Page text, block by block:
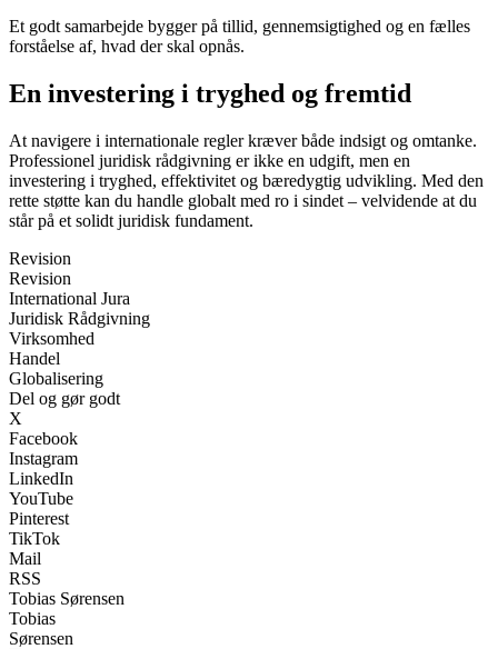
Et godt samarbejde bygger på tillid, gennemsigtighed og en fælles
forståelse af, hvad der skal opnås.
En investering i tryghed og fremtid
At navigere i internationale regler kræver både indsigt og omtanke.
Professionel juridisk rådgivning er ikke en udgift, men en
investering i tryghed, effektivitet og bæredygtig udvikling. Med den
rette støtte kan du handle globalt med ro i sindet – velvidende at du
står på et solidt juridisk fundament.
Revision
Revision
International Jura
Juridisk Rådgivning
Virksomhed
Handel
Globalisering
Del og gør godt
X
Facebook
Instagram
LinkedIn
YouTube
Pinterest
TikTok
Mail
RSS
Tobias Sørensen
Tobias
Sørensen